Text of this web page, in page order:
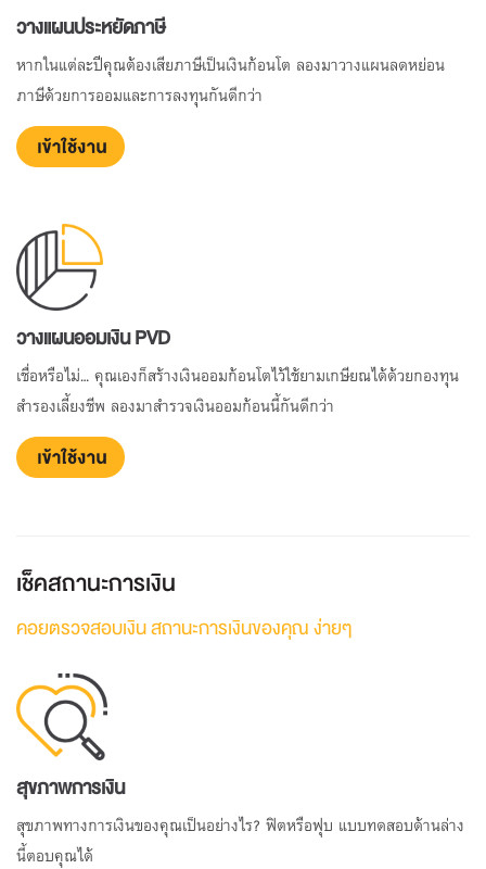
วางแผนประหยัดภาษี
หากในแต่ละปีคุณต้องเสียภาษีเป็นเงินก้อนโต ลองมาวางแผนลดหย่อน
ภาษีด้วยการออมและการลงทุนกันดีกว่า
วางแผนออมเงิน PVD
เชื่อหรือไม่... คุณเองก็สร้างเงินออมก้อนโตไว้ใช้ยามเกษียณได้ด้วยกองทุน
สำรองเลี้ยงชีพ ลองมาสำรวจเงินออมก้อนนี้กันดีกว่า
เช็คสถานะการเงิน
คอยตรวจสอบเงิน สถานะการเงินของคุณ ง่ายๆ
สุขภาพการเงิน
สุขภาพทางการเงินของคุณเป็นอย่างไร? ฟิตหรือฟุบ แบบทดสอบด้านล่าง
นี้ตอบคุณได้